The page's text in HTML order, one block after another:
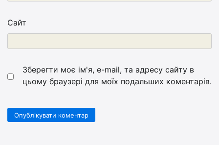
Сайт
Зберегти моє ім'я, e-mail, та адресу сайту в
цьому браузері для моїх подальших коментарів.